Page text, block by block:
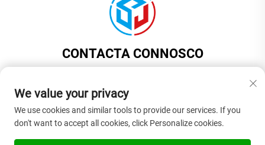
CONTACTA CONNOSCO
Liaobu, Cidade de Dongguan, Provincia de Guangdong, China
Tel:
+86-13922937958
Correo electrónico:[email protected]
We value your privacy
We use cookies and similar tools to provide our services. If you
don't want to accept all cookies, click Personalize cookies.